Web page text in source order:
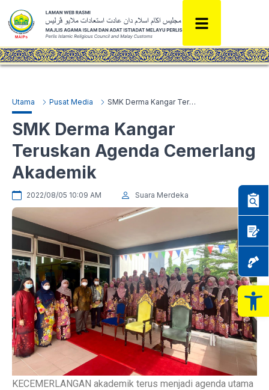
Utama Pusat Media SMK Derma Kangar Teruskan Agenda Cemerlang Akademik
SMK Derma Kangar
Teruskan Agenda Cemerlang
Akademik
2022/08/05 10:09 AM Suara Merdeka
KECEMERLANGAN akademik terus menjadi agenda utama